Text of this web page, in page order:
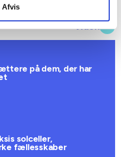
Afvis
Viden
på dem, der har
solceller,
fællesskaber